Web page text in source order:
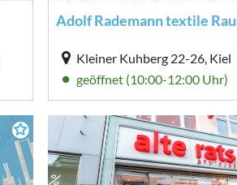
Kleiner Kuhberg 22-26, Kiel
geöffnet (10:00-12:00 Uhr)